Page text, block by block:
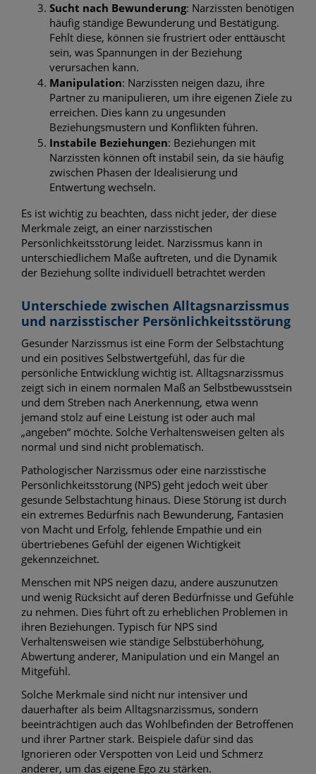
Sucht nach Bewunderung: Narzissten benötigen
häufig ständige Bewunderung und Bestätigung.
Fehlt diese, können sie frustriert oder enttäuscht
sein, was Spannungen in der Beziehung
verursachen kann.
Manipulation: Narzissten neigen dazu, ihre
Partner zu manipulieren, um ihre eigenen Ziele zu
erreichen. Dies kann zu ungesunden
Beziehungsmustern und Konflikten führen.
Instabile Beziehungen: Beziehungen mit
Narzissten können oft instabil sein, da sie häufig
zwischen Phasen der Idealisierung und
Entwertung wechseln.
Es ist wichtig zu beachten, dass nicht jeder, der diese
Merkmale zeigt, an einer narzisstischen
Persönlichkeitsstörung leidet. Narzissmus kann in
unterschiedlichem Maße auftreten, und die Dynamik
der Beziehung sollte individuell betrachtet werden
Unterschiede zwischen Alltagsnarzissmus
und narzisstischer Persönlichkeitsstörung
Gesunder Narzissmus ist eine Form der Selbstachtung
und ein positives Selbstwertgefühl, das für die
persönliche Entwicklung wichtig ist. Alltagsnarzissmus
zeigt sich in einem normalen Maß an Selbstbewusstsein
und dem Streben nach Anerkennung, etwa wenn
jemand stolz auf eine Leistung ist oder auch mal
„angeben“ möchte. Solche Verhaltensweisen gelten als
normal und sind nicht problematisch.
Pathologischer Narzissmus oder eine narzisstische
Persönlichkeitsstörung (NPS) geht jedoch weit über
gesunde Selbstachtung hinaus. Diese Störung ist durch
ein extremes Bedürfnis nach Bewunderung, Fantasien
von Macht und Erfolg, fehlende Empathie und ein
übertriebenes Gefühl der eigenen Wichtigkeit
gekennzeichnet.
Menschen mit NPS neigen dazu, andere auszunutzen
und wenig Rücksicht auf deren Bedürfnisse und Gefühle
zu nehmen. Dies führt oft zu erheblichen Problemen in
ihren Beziehungen. Typisch für NPS sind
Verhaltensweisen wie ständige Selbstüberhöhung,
Abwertung anderer, Manipulation und ein Mangel an
Mitgefühl.
Solche Merkmale sind nicht nur intensiver und
dauerhafter als beim Alltagsnarzissmus, sondern
beeinträchtigen auch das Wohlbefinden der Betroffenen
und ihrer Partner stark. Beispiele dafür sind das
Ignorieren oder Verspotten von Leid und Schmerz
anderer, um das eigene Ego zu stärken.